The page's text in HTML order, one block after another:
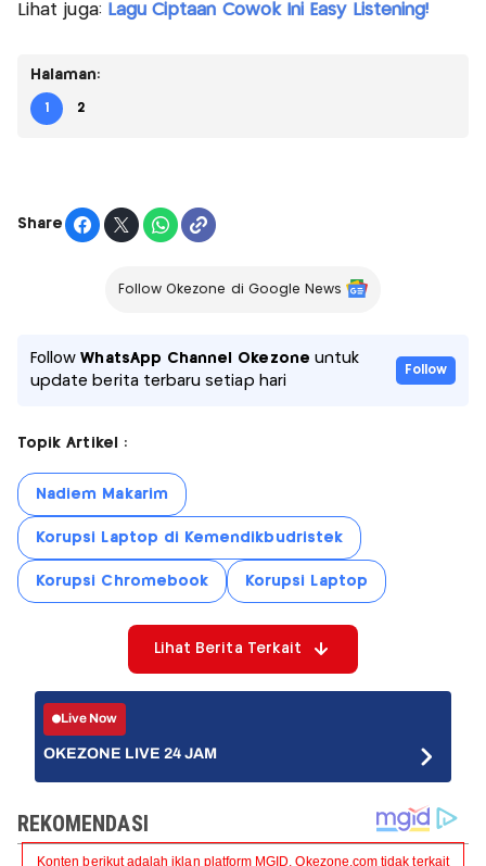
Lihat juga: Lagu Ciptaan Cowok Ini Easy Listening!
Halaman:
1 2
Share
Follow Okezone di Google News
FollowWhatsApp Channel Okezone untuk
update berita terbaru setiap hari
Follow
Topik Artikel :
Nadiem Makarim
Korupsi Laptop di Kemendikbudristek
Korupsi Chromebook Korupsi Laptop
Lihat Berita Terkait
Live Now
OKEZONE LIVE 24 JAM